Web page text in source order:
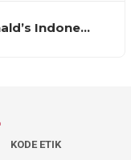
Indone…
KODE ETIK